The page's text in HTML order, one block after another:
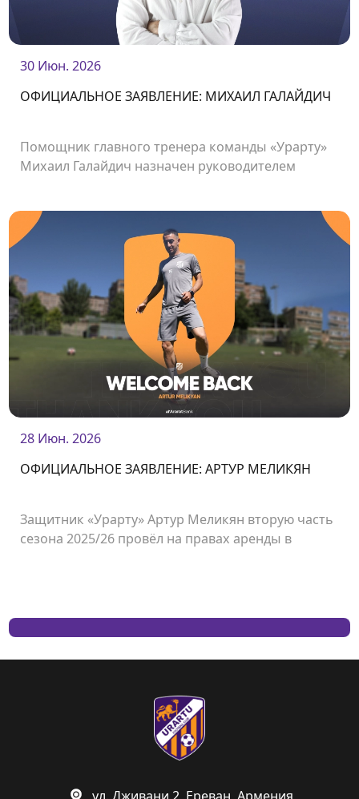
30 Июн. 2026
ОФИЦИАЛЬНОЕ ЗАЯВЛЕНИЕ: МИХАИЛ ГАЛАЙДИЧ
Помощник главного тренера команды «Урарту»
Михаил Галайдич назначен руководителем
28 Июн. 2026
ОФИЦИАЛЬНОЕ ЗАЯВЛЕНИЕ: АРТУР МЕЛИКЯН
Защитник «Урарту» Артур Меликян вторую часть
сезона 2025/26 провёл на правах аренды в